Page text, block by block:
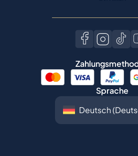
Sprache
Spiritory.Alle